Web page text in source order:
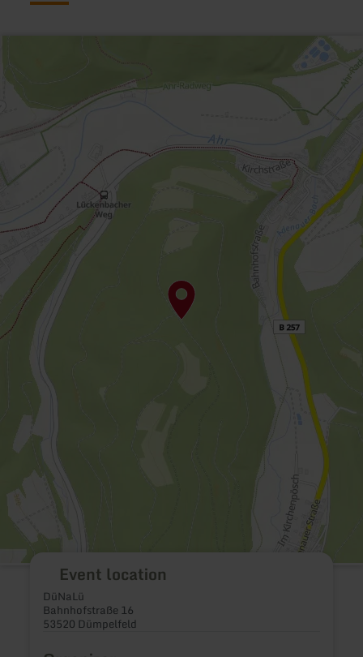
Event location
DüNaLü
Bahnhofstraße 16
53520 Dümpelfeld